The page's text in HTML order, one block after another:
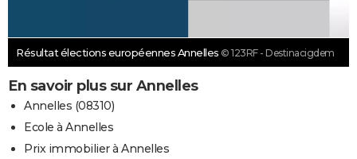
Résultat élections européennes Annelles © 123RF - Destinacigdem
En savoir plus sur Annelles
Annelles (08310)
Ecole à Annelles
Prix immobilier à Annelles